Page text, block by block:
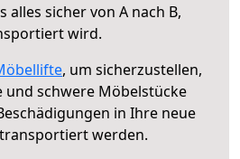
alles sicher von A nach B,
wird.
, um sicherzustellen,
und schwere Möbelstücke
in Ihre neue
werden.